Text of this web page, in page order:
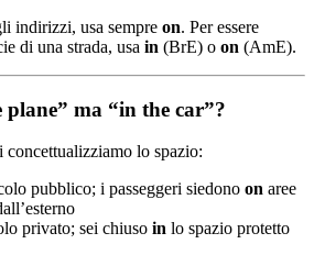
indirizzi, usa sempre on. Per essere
di una strada, usa in (BrE) o on (AmE).
plane” ma “in the car”?
lo spazio:
pubblico; i passeggeri siedono on aree
privato; sei chiuso in lo spazio protetto